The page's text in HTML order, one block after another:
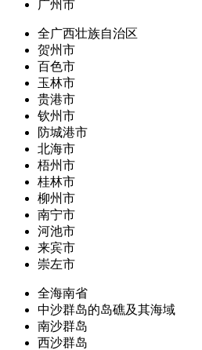
广州市
全广西壮族自治区
贺州市
百色市
玉林市
贵港市
钦州市
防城港市
北海市
梧州市
桂林市
柳州市
南宁市
河池市
来宾市
崇左市
全海南省
中沙群岛的岛礁及其海域
南沙群岛
西沙群岛